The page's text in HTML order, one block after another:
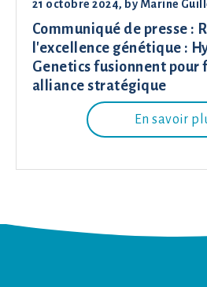
21 octobre 2024, by Marine
Communiqué de presse :
l'excellence génétique :
Genetics fusionnent pour
alliance stratégique
En savoir